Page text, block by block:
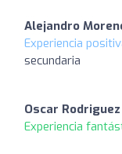
Alejandro
Experiencia
secundaria
Oscar Rodriguez
Experiencia